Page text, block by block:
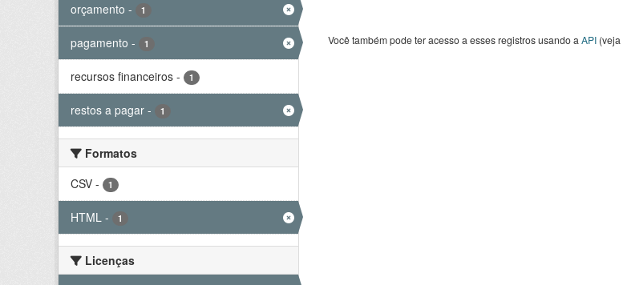
orçamento - 1
pagamento - 1
recursos financeiros - 1
restos a pagar - 1
Formatos
CSV - 1
HTML - 1
Licenças
Você também pode ter acesso a esses registros usando a API(veja